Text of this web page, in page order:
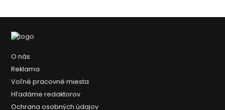
O nás
Reklama
Voľné pracovné miesta
Hľadáme redaktorov
Ochrana osobných údajov